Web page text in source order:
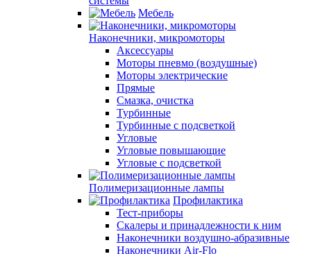
Мебель
Наконечники, микромоторы
Аксессуары
Моторы пневмо (воздушные)
Моторы электрические
Прямые
Смазка, очистка
Турбинные
Турбинные с подсветкой
Угловые
Угловые повышающие
Угловые с подсветкой
Полимеризационные лампы
Профилактика
Тест-приборы
Скалеры и принадлежности к ним
Наконечники воздушно-абразивные
Наконечники Air-Flo